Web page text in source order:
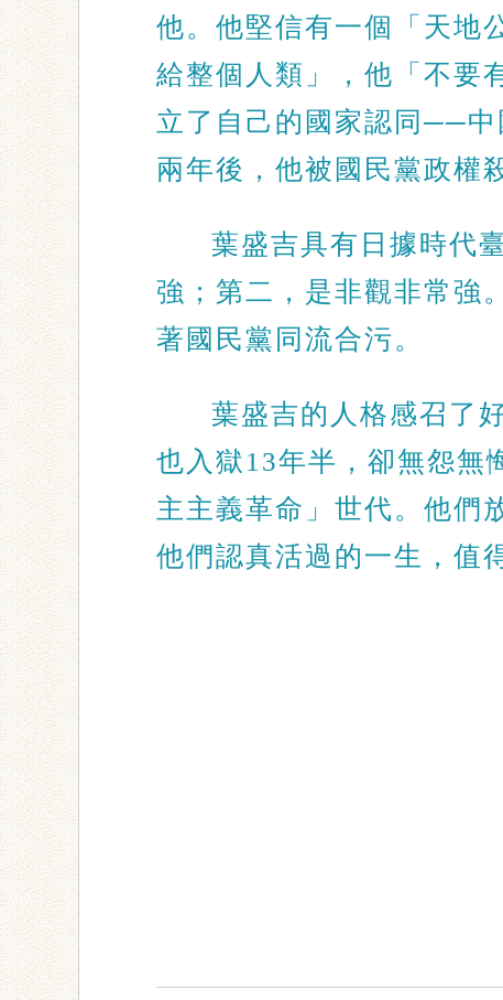
他。他堅信有一個「天地
給整個人類」，他「不要
立了自己的國家認同──中
兩年後，他被國民黨政權
葉盛吉具有日據時代
強；第二，是非觀非常強
著國民黨同流合污。
葉盛吉的人格感召了
也入獄13年半，卻無怨無
主主義革命」世代。他們
他們認真活過的一生，值